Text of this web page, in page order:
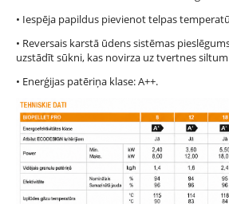
• Iespēja papildus pievienot telpas
• Reversais karstā ūdens sistēmas
uzstādīt sūkni, kas novirza uz tvertnes
• Enerģijas patēriņa klase: A++.